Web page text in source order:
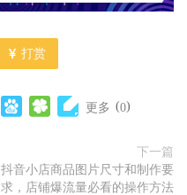
打赏
更多 (0)
下一篇
抖音小店商品图片尺寸和制作要
求，店铺爆流量必看的操作方法